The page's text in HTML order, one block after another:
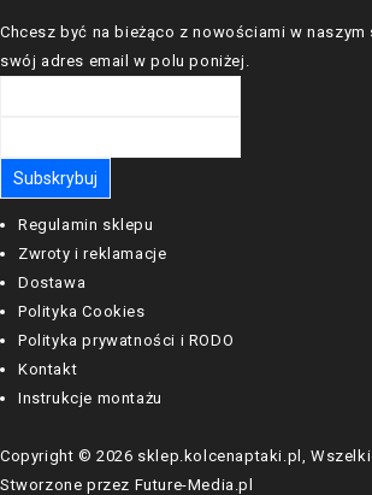
Chcesz być na bieżąco z nowościami w
swój adres email w polu poniżej.
Regulamin sklepu
Zwroty i reklamacje
Dostawa
Polityka Cookies
Polityka prywatności i RODO
Kontakt
Instrukcje montażu
Copyright © 2026 sklep.kolcenaptaki.pl,
Stworzone przez Future-Media.pl